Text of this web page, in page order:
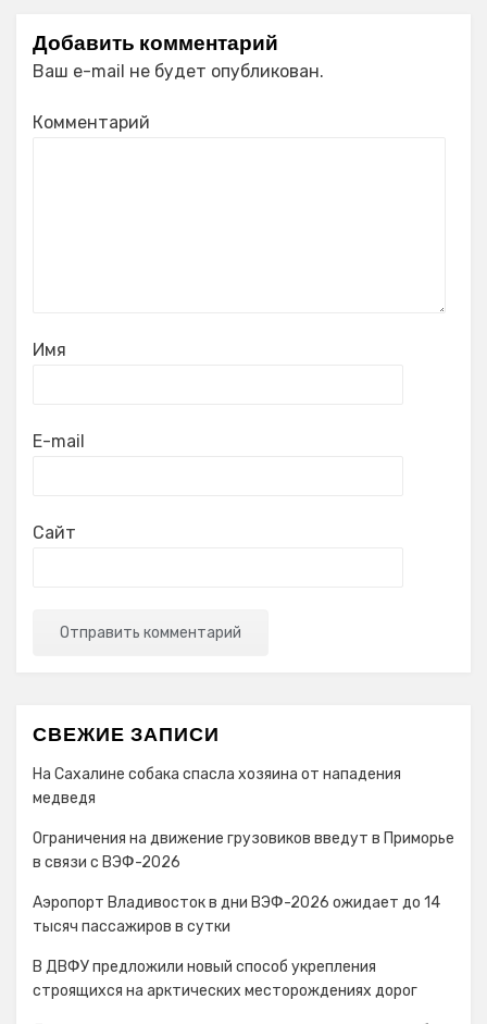
Добавить комментарий
Ваш e-mail не будет опубликован.
Комментарий
Имя
E-mail
Сайт
СВЕЖИЕ ЗАПИСИ
На Сахалине собака спасла хозяина от нападения
медведя
Ограничения на движение грузовиков введут в Приморье
в связи с ВЭФ-2026
Аэропорт Владивосток в дни ВЭФ-2026 ожидает до 14
тысяч пассажиров в сутки
В ДВФУ предложили новый способ укрепления
строящихся на арктических месторождениях дорог